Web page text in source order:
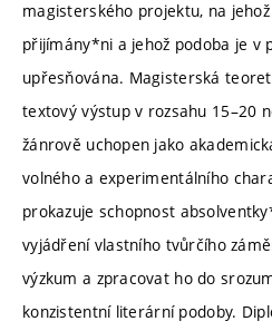
magisterského projektu, na
přijímány*ni a jehož podoba je v
upřesňována. Magisterská
textový výstup v rozsahu 15–20
žánrově uchopen jako
volného a experimentálního
prokazuje schopnost
vyjádření vlastního tvůrčího
výzkum a zpracovat ho do
konzistentní literární podoby.